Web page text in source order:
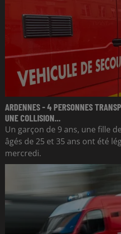
ARDENNES - 4 PERSONNES
UNE COLLISION...
Un garçon de 9 ans, une fille
âgés de 25 et 35 ans ont été
mercredi.